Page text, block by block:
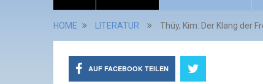
HOME LITERATUR Thúy, Kim: Der Klang der
AUF FACEBOOK TEILEN